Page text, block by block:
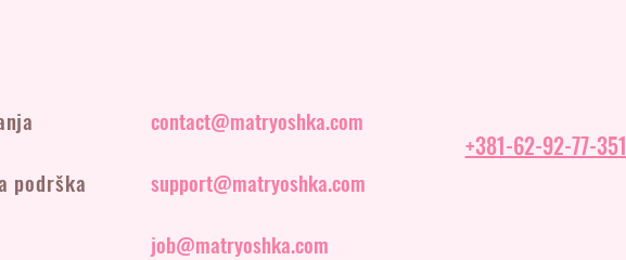
podrška
contact@matryoshka.com
support@matryoshka.com
job@matryoshka.com
+381-62-92-77-351